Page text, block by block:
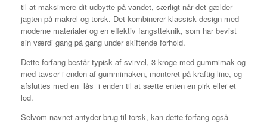
til at maksimere dit udbytte på vandet, særligt når det gælder
jagten på makrel og torsk. Det kombinerer klassisk design med
moderne materialer og en effektiv fangstteknik, som har bevist
sin værdi gang på gang under skiftende forhold.
Dette forfang består typisk af svirvel, 3 kroge med gummimak og
med tavser i enden af gummimaken, monteret på kraftig line, og
afsluttes med en lås i enden til at sætte enten en pirk eller et
lod.
Selvom navnet antyder brug til torsk, kan dette forfang også